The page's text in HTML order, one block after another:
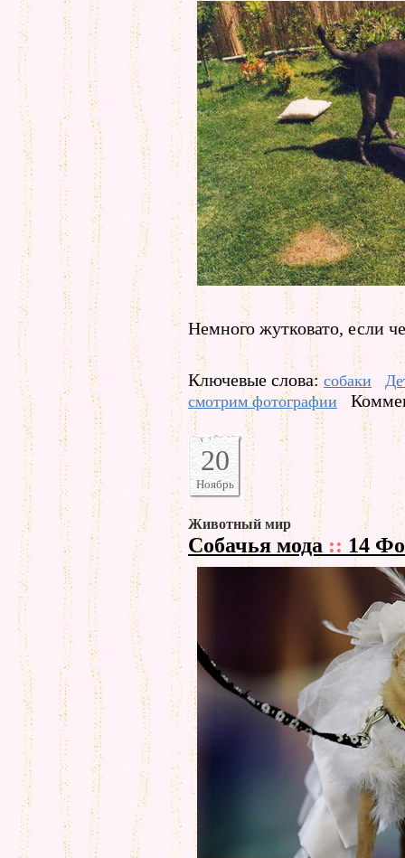
Немного жутковато, если
Ключевые слова:собаки
смотрим фотографии
20
Ноябрь
Животный мир
Собачья мода :: 14